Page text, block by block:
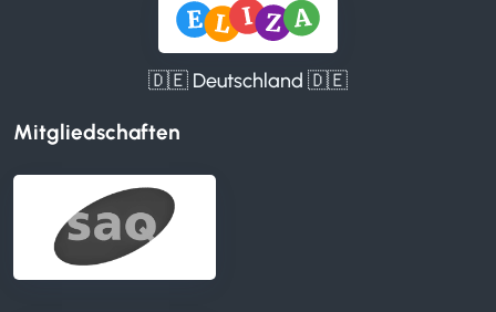
🇩🇪 Deutschland 🇩🇪
Mitgliedschaften